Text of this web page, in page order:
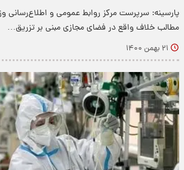
پارسینه: سرپرست مرکز روابط عمومی و اطلاع‌رسانی
مطالب خلاف واقع در فضای مجازی مبنی بر تزریق…
۲۱ بهمن ۱۴۰۰